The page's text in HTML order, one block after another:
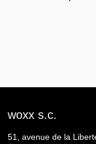
woxx s.c.
51, avenue de la